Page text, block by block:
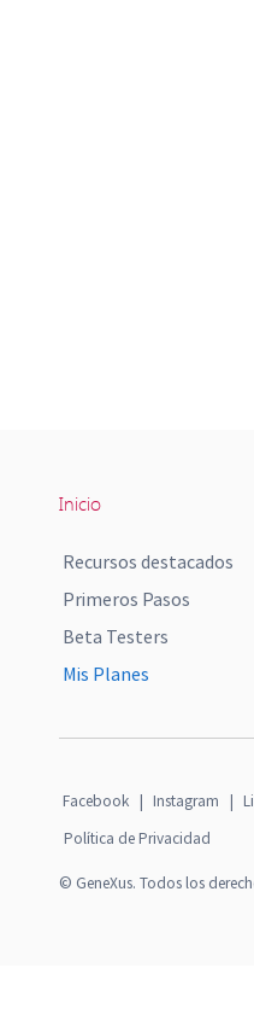
Inicio
Recursos destacados
Primeros Pasos
Beta Testers
Mis Planes
Facebook | Instagram |
Política de Privacidad
© GeneXus. Todos los